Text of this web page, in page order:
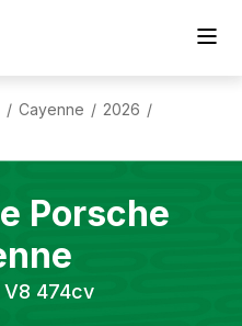
/ Cayenne / 2026 /
Porsche
V8 474cv